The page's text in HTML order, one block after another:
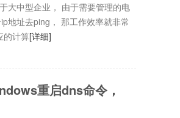
大中型企业， 由于需要管理的电
地址去ping， 那工作效率就非常
的计算[详细]
重启dns命令，